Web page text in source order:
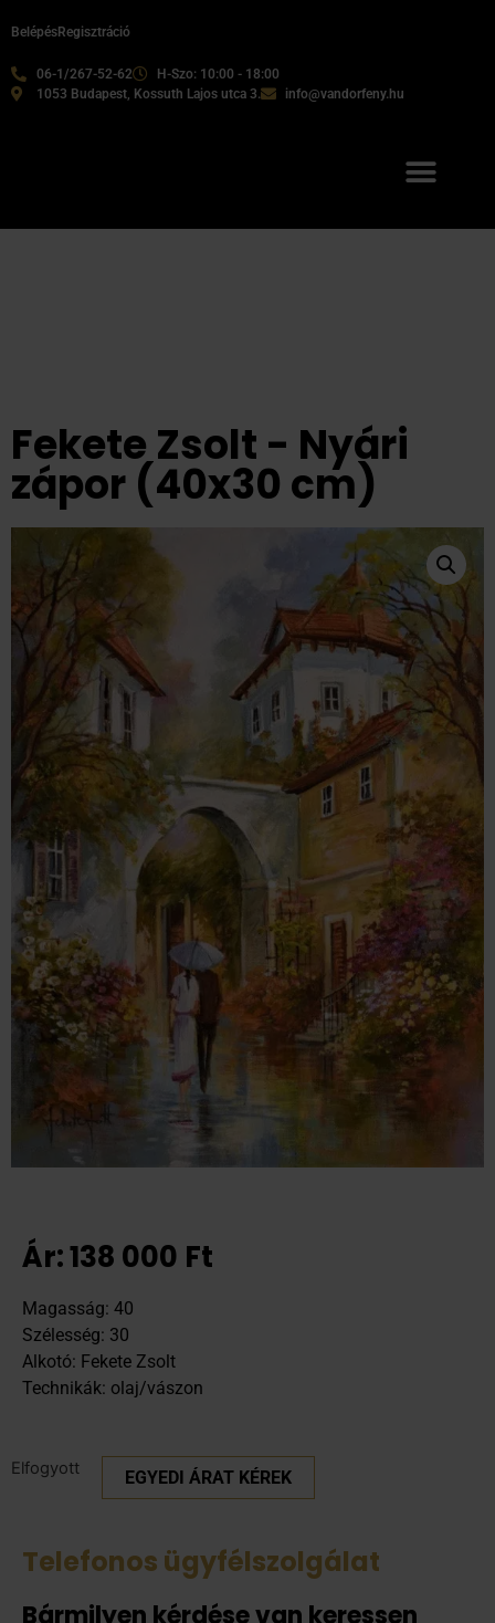
06-1/267-52-62
H-Szo: 10:00 - 18:00
1053 Budapest, Kossuth Lajos utca 3.
info@vandorfeny.hu
BelépésRegisztráció
Fekete Zsolt - Nyári
zápor (40x30 cm)
Ár:138 000 Ft
Magasság: 40
Szélesség: 30
Alkotó: Fekete Zsolt
Technikák: olaj/vászon
Elfogyott EGYEDI ÁRAT KÉREK
Telefonos ügyfélszolgálat
Bármilyen kérdése van keressen